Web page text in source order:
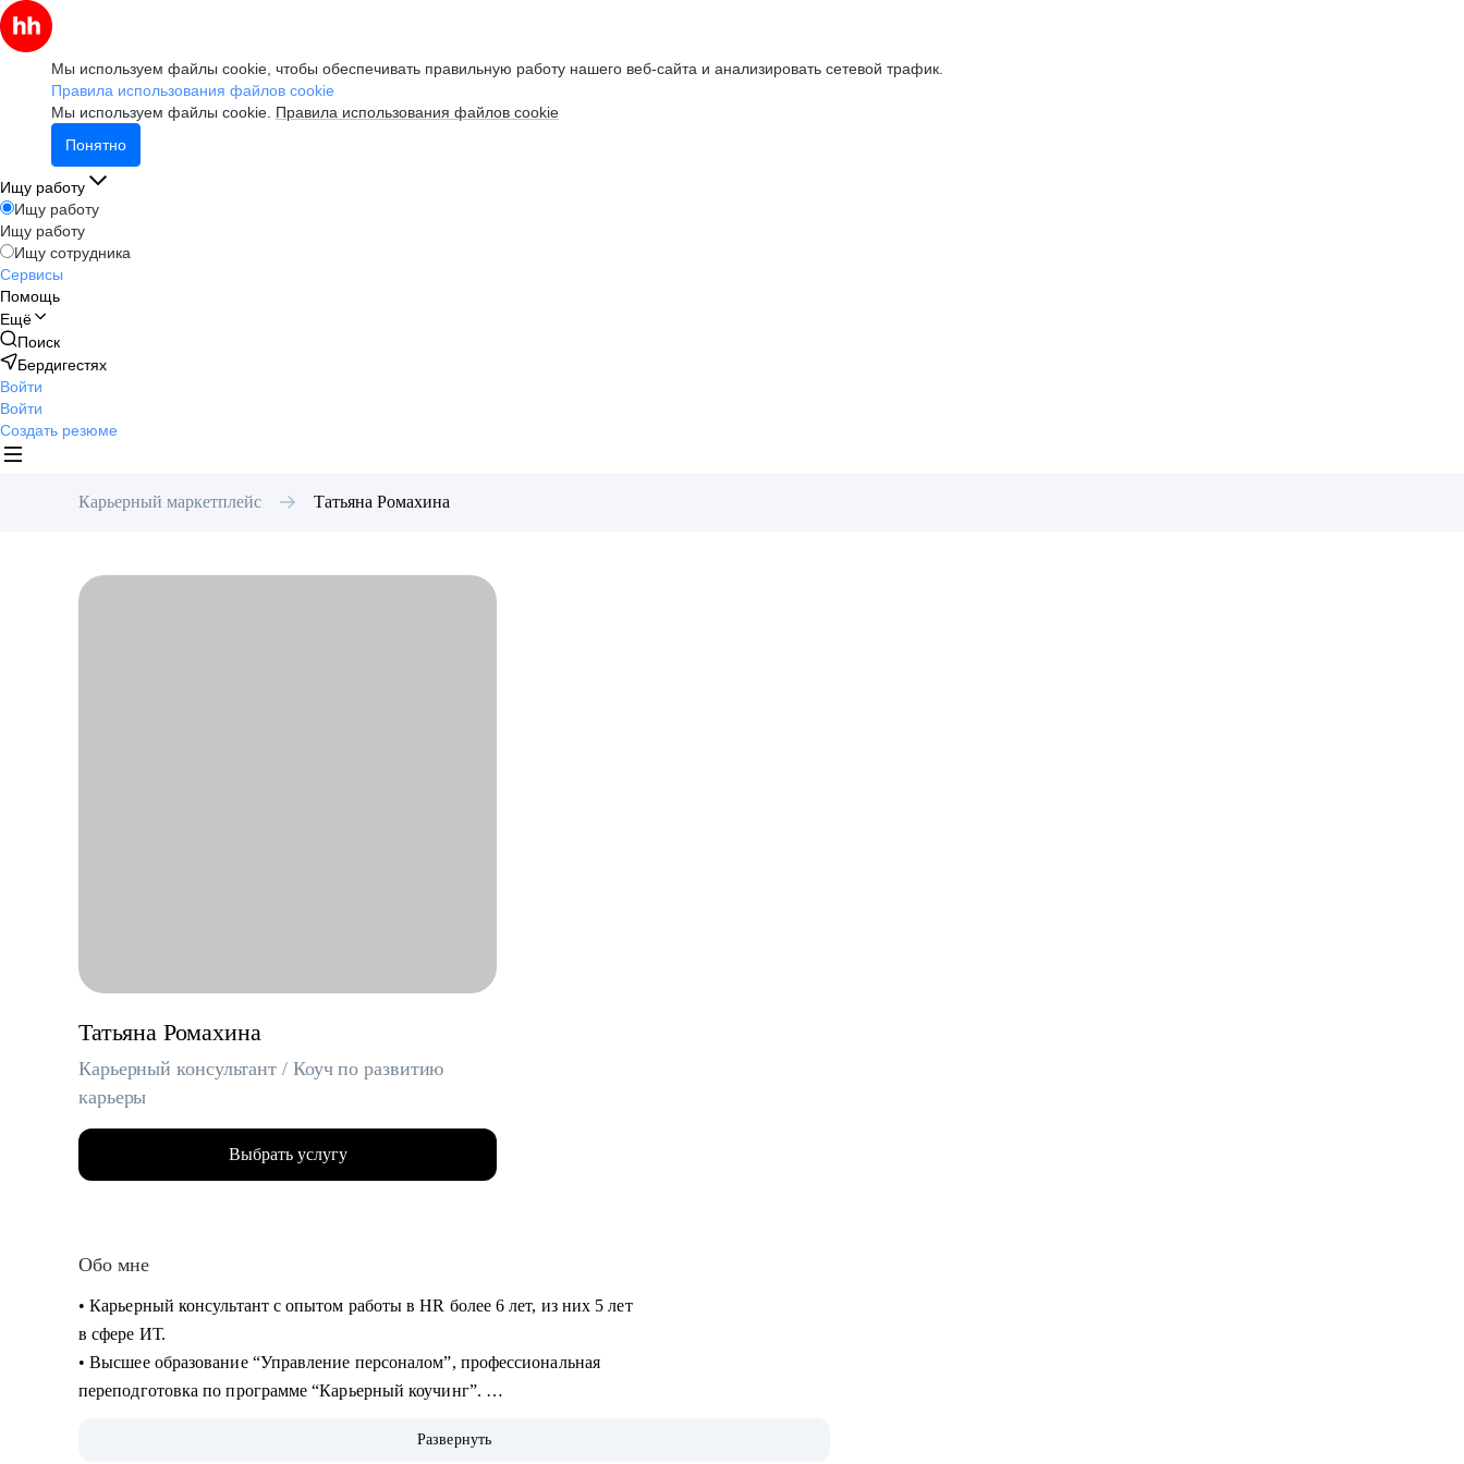
Мы используем файлы cookie, чтобы обеспечивать правильную работу нашего веб-сайта и анализировать сетевой трафик.
Правила использования файлов cookie
Мы используем файлы cookie. Правила использования файлов cookie
Понятно
Ищу работу
Ищу работу
Ищу работу
Ищу сотрудника
Сервисы
Помощь
Ещё
Поиск
Бердигестях
Войти
Войти
Создать резюме
Карьерный маркетплейс Татьяна Ромахина
Татьяна Ромахина
Карьерный консультант / Коуч по развитию
карьеры
Выбрать услугу
Обо мне
• Карьерный консультант с опытом работы в HR более 6 лет, из них 5 лет
в сфере ИТ.
• Высшее образование “Управление персоналом”, профессиональная
переподготовка по программе “Карьерный коучинг”.
Развернуть